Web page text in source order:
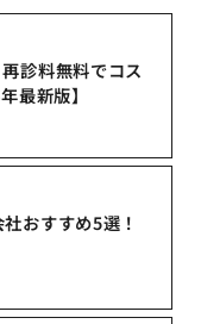
診料無料でコス
最新版】
おすすめ5選！